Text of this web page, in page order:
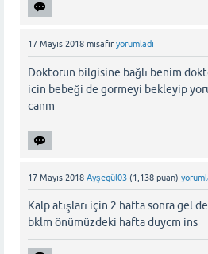
17 Mayıs 2018 misafir yorumladı
Doktorun bilgisine bağlı benim
icin bebeği de gormeyi bekleyip
canm
17 Mayıs 2018 Ayşegül03 (1,138 puan)
Kalp atışları için 2 hafta sonra gel
bklm önümüzdeki hafta duycm ins